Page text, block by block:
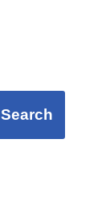
Search